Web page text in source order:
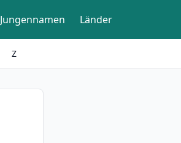
Jungennamen Länder
Z